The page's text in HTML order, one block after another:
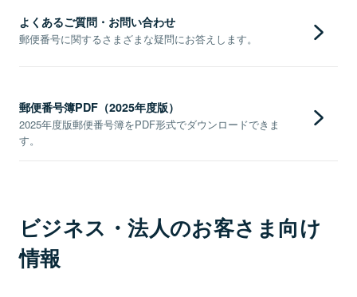
よくあるご質問・お問い合わせ
郵便番号に関するさまざまな疑問にお答えします。
郵便番号簿PDF（2025年度版）
2025年度版郵便番号簿をPDF形式でダウンロードできま
す。
ビジネス・法人のお客さま向け
情報